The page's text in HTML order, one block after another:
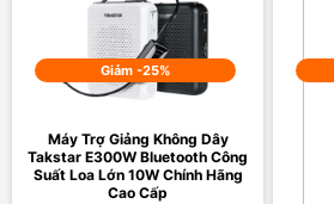
Giảm -25%
Máy Trợ Giảng Không Dây
Takstar E300W Bluetooth Công
Suất Loa Lớn 10W Chính Hãng
Cao Cấp